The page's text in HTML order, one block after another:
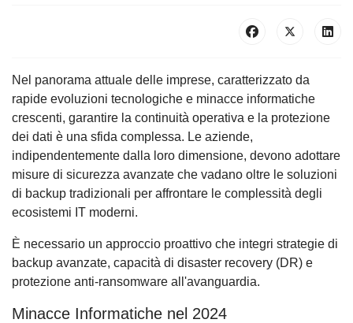
Nel panorama attuale delle imprese, caratterizzato da
rapide evoluzioni tecnologiche e minacce informatiche
crescenti, garantire la continuità operativa e la protezione
dei dati è una sfida complessa. Le aziende,
indipendentemente dalla loro dimensione, devono adottare
misure di sicurezza avanzate che vadano oltre le soluzioni
di backup tradizionali per affrontare le complessità degli
ecosistemi IT moderni.
È necessario un approccio proattivo che integri strategie di
backup avanzate, capacità di disaster recovery (DR) e
protezione anti-ransomware all'avanguardia.
Minacce Informatiche nel 2024